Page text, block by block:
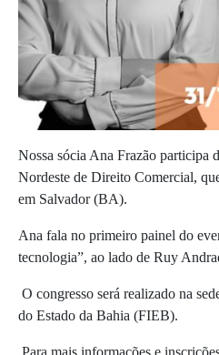
Nossa sócia Ana Frazão participa
Nordeste de Direito Comercial,
em Salvador (BA).
Ana fala no primeiro painel do
tecnologia”, ao lado de Ruy
O congresso será realizado na
do Estado da Bahia (FIEB).